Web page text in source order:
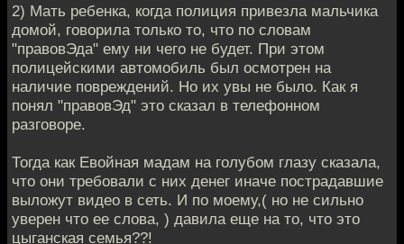
2) Мать ребенка, когда полиция привезла мальчика
домой, говорила только то, что по словам
"правовЭда" ему ни чего не будет. При этом
полицейскими автомобиль был осмотрен на
наличие повреждений. Но их увы не было. Как я
понял "правовЭд" это сказал в телефонном
разговоре.
Тогда как Евойная мадам на голубом глазу сказала,
что они требовали с них денег иначе пострадавшие
выложут видео в сеть. И по моему,( но не сильно
уверен что ее слова, ) давила еще на то, что это
цыганская семья??!